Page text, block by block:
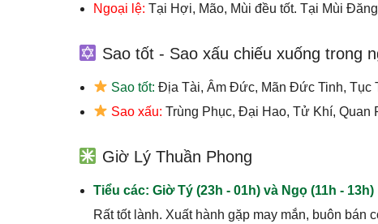
Ngoại lệ: Tại Hợi, Mão, Mùi đều tốt. Tại Mùi
Sao tốt - Sao xấu chiếu xuống trong
Sao tốt: Địa Tài, Âm Đức, Mãn Đức Tinh, Tục
Sao xấu: Trùng Phục, Đại Hao, Tử Khí, Quan
Giờ Lý Thuần Phong
Tiểu các: Giờ Tý (23h - 01h) và Ngọ (11h - 13h)
Rất tốt lành. Xuất hành gặp may mắn, buôn